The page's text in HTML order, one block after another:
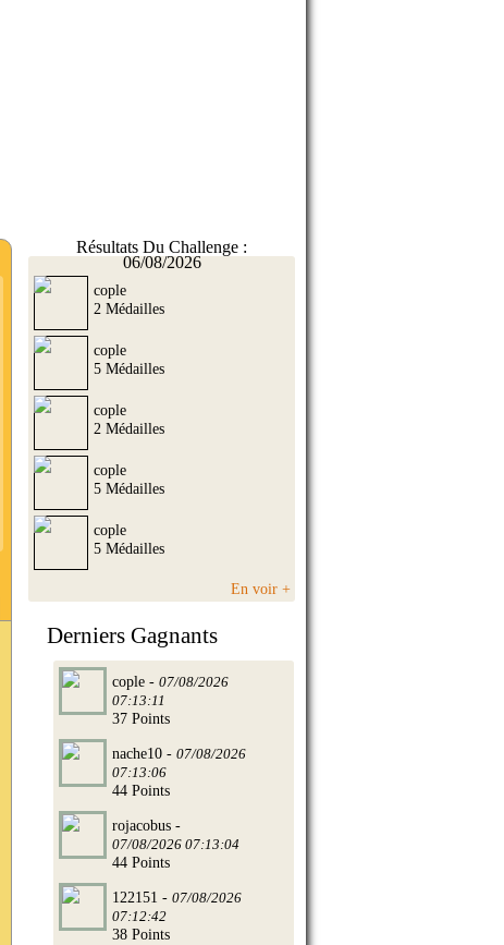
Résultats Du Challenge :
06/08/2026
cople
2 Médailles
cople
5 Médailles
cople
2 Médailles
cople
5 Médailles
cople
5 Médailles
En voir +
Derniers Gagnants
cople - 07/08/2026
07:13:11
37 Points
nache10 - 07/08/2026
07:13:06
44 Points
rojacobus -
07/08/2026 07:13:04
44 Points
122151 - 07/08/2026
07:12:42
38 Points